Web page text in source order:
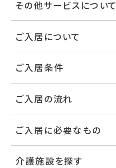
その他サービスについて
ご入居について
ご入居条件
ご入居の流れ
ご入居に必要なもの
介護施設を探す